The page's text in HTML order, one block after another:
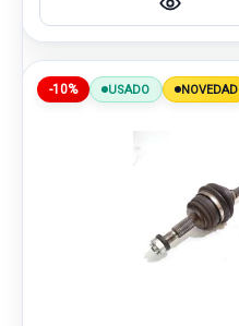
-10% USADO NOVEDAD